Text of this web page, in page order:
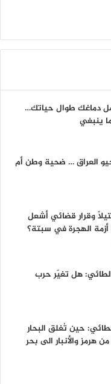
دماغك طوال حياتك…
ينبغي
العراق … ضحية وطن أم
مهاجر و34 قتيلاً وقرار قضائي أشعل
أزمة الهجرة في سبتة؟
هل تغيّر حرب
حين تُغلق البحار
هرمز والأنبار الى بحر